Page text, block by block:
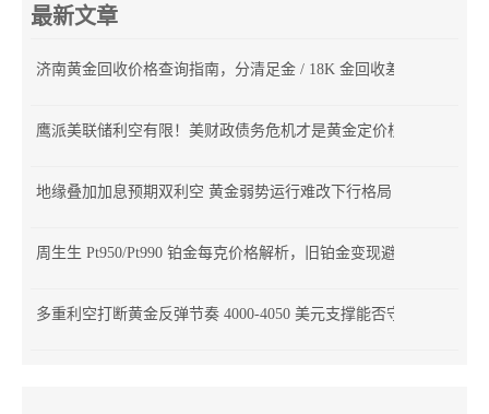
最新文章
济南黄金回收价格查询指南，分清足金 / 18K 金回收差价
鹰派美联储利空有限！美财政债务危机才是黄金定价核心
地缘叠加加息预期双利空 黄金弱势运行难改下行格局
周生生 Pt950/Pt990 铂金每克价格解析，旧铂金变现避坑指南
多重利空打断黄金反弹节奏 4000-4050 美元支撑能否守住？